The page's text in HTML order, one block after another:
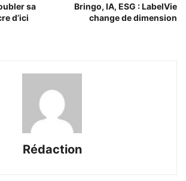
sa
d’ici
Bringo, IA, ESG : LabelVie
change de dimension
Rédaction